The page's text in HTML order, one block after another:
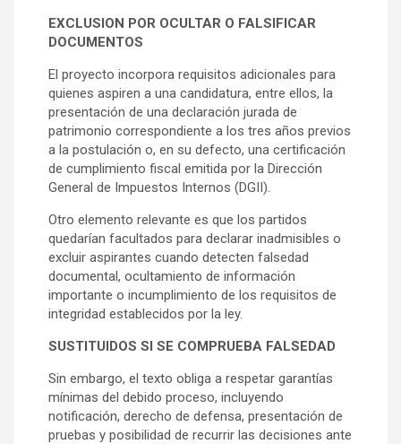
EXCLUSION POR OCULTAR O FALSIFICAR
DOCUMENTOS
El proyecto incorpora requisitos adicionales para
quienes aspiren a una candidatura, entre ellos, la
presentación de una declaración jurada de
patrimonio correspondiente a los tres años previos
a la postulación o, en su defecto, una certificación
de cumplimiento fiscal emitida por la Dirección
General de Impuestos Internos (DGII).
Otro elemento relevante es que los partidos
quedarían facultados para declarar inadmisibles o
excluir aspirantes cuando detecten falsedad
documental, ocultamiento de información
importante o incumplimiento de los requisitos de
integridad establecidos por la ley.
SUSTITUIDOS SI SE COMPRUEBA FALSEDAD
Sin embargo, el texto obliga a respetar garantías
mínimas del debido proceso, incluyendo
notificación, derecho de defensa, presentación de
pruebas y posibilidad de recurrir las decisiones ante